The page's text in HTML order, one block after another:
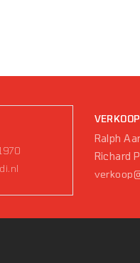
VERKOOP
Ralph
Richard